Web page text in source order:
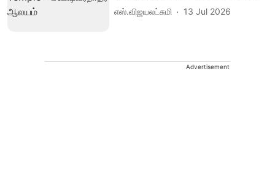
எஸ்.விஜயலட்சுமி 13 Jul 2026
Advertisement